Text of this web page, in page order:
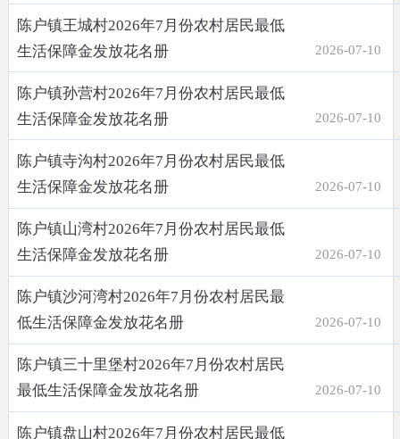
陈户镇王城村2026年7月份农村居民最低
生活保障金发放花名册
2026-07-10
陈户镇孙营村2026年7月份农村居民最低
生活保障金发放花名册
2026-07-10
陈户镇寺沟村2026年7月份农村居民最低
生活保障金发放花名册
2026-07-10
陈户镇山湾村2026年7月份农村居民最低
生活保障金发放花名册
2026-07-10
陈户镇沙河湾村2026年7月份农村居民最
低生活保障金发放花名册
2026-07-10
陈户镇三十里堡村2026年7月份农村居民
最低生活保障金发放花名册
2026-07-10
陈户镇盘山村2026年7月份农村居民最低